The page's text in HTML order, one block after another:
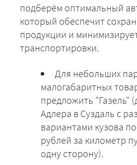
подберём оптимальный
который обеспечит
продукции и
транспортировки.
Для небольших
малогабаритных
предложить "Газель"
Адлера в Суздаль с
вариантами кузова
рублей за километр
одну сторону).